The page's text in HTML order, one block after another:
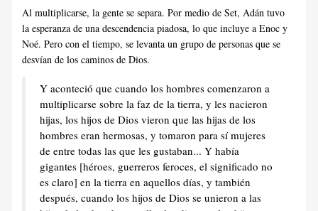
Al multiplicarse, la gente se separa. Por medio de Set, Adán tuvo
la esperanza de una descendencia piadosa, lo que incluye a Enoc y
Noé. Pero con el tiempo, se levanta un grupo de personas que se
desvían de los caminos de Dios.
Y aconteció que cuando los hombres comenzaron a
multiplicarse sobre la faz de la tierra, y les nacieron
hijas, los hijos de Dios vieron que las hijas de los
hombres eran hermosas, y tomaron para sí mujeres
de entre todas las que les gustaban... Y había
gigantes [héroes, guerreros feroces, el significado no
es claro] en la tierra en aquellos días, y también
después, cuando los hijos de Dios se unieron a las